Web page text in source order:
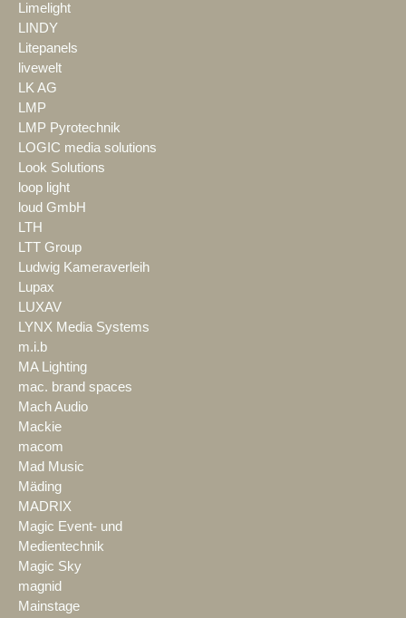
Limelight
LINDY
Litepanels
livewelt
LK AG
LMP
LMP Pyrotechnik
LOGIC media solutions
Look Solutions
loop light
loud GmbH
LTH
LTT Group
Ludwig Kameraverleih
Lupax
LUXAV
LYNX Media Systems
m.i.b
MA Lighting
mac. brand spaces
Mach Audio
Mackie
macom
Mad Music
Mäding
MADRIX
Magic Event- und
Medientechnik
Magic Sky
magnid
Mainstage